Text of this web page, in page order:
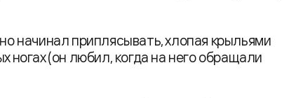
начинал приплясывать, хлопая крыльями
ногах (он любил, когда на него обращали